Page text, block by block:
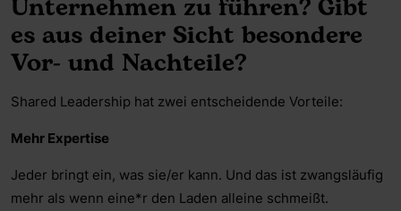
es aus deiner Sicht besondere
Vor- und Nachteile?
Shared Leadership hat zwei entscheidende Vorteile:
Mehr Expertise
Jeder bringt ein, was sie/er kann. Und das ist zwangsläufig
mehr als wenn eine*r den Laden alleine schmeißt.